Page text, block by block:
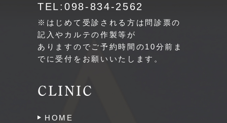
TEL:098-834-2562
※はじめて受診される方は問診票の
記入やカルテの作製等が
ありますのでご予約時間の10分前ま
でに受付をお願いいたします。
CLINIC
HOME